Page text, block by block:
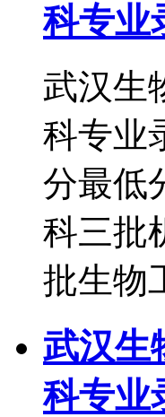
科专业
武汉生
科专业
分最低
科三批
批生物
武汉生
科专业